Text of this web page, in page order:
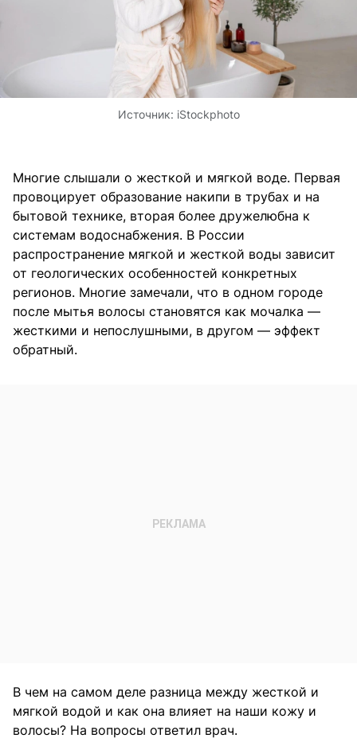
Источник: iStockphoto
Многие слышали о жесткой и мягкой воде. Первая
провоцирует образование накипи в трубах и на
бытовой технике, вторая более дружелюбна к
системам водоснабжения. В России
распространение мягкой и жесткой воды зависит
от геологических особенностей конкретных
регионов. Многие замечали, что в одном городе
после мытья волосы становятся как мочалка —
жесткими и непослушными, в другом — эффект
обратный.
В чем на самом деле разница между жесткой и
мягкой водой и как она влияет на наши кожу и
волосы? На вопросы ответил врач.